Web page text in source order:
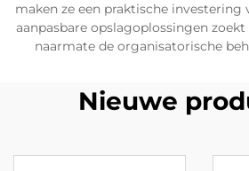
maken ze een praktische investering
aanpasbare opslagoplossingen
naarmate de organisatorische
Nieuwe